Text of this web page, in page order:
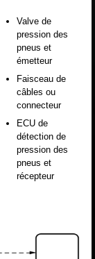
Valve de
pression des
pneus et
émetteur
Faisceau de
câbles ou
connecteur
ECU de
détection de
pression des
pneus et
récepteur